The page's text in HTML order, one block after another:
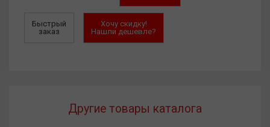
Быстрый
заказ
Хочу скидку!
Нашли дешевле?
Другие товары каталога